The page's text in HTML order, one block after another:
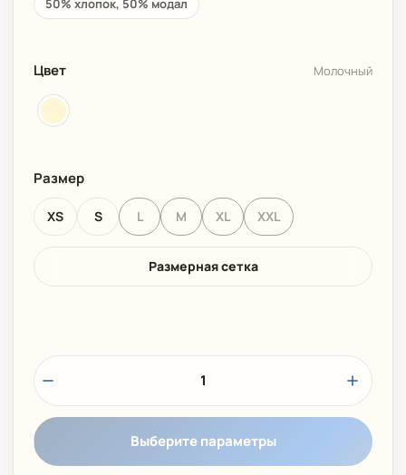
50% хлопок, 50% модал
Цвет Молочный
Размер
XS S L M XL XXL
Размерная сетка
1
Выберите параметры